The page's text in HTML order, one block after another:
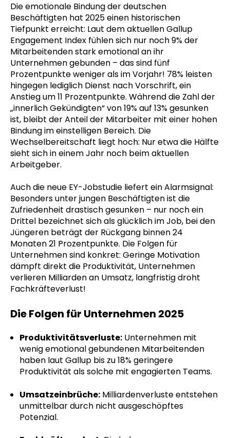
Die emotionale Bindung der deutschen
Beschäftigten hat 2025 einen historischen
Tiefpunkt erreicht: Laut dem aktuellen Gallup
Engagement Index fühlen sich nur noch 9% der
Mitarbeitenden stark emotional an ihr
Unternehmen gebunden – das sind fünf
Prozentpunkte weniger als im Vorjahr! 78% leisten
hingegen lediglich Dienst nach Vorschrift, ein
Anstieg um 11 Prozentpunkte. Während die Zahl der
„innerlich Gekündigten“ von 19% auf 13% gesunken
ist, bleibt der Anteil der Mitarbeiter mit einer hohen
Bindung im einstelligen Bereich. Die
Wechselbereitschaft liegt hoch: Nur etwa die Hälfte
sieht sich in einem Jahr noch beim aktuellen
Arbeitgeber.
Auch die neue EY-Jobstudie liefert ein Alarmsignal:
Besonders unter jungen Beschäftigten ist die
Zufriedenheit drastisch gesunken – nur noch ein
Drittel bezeichnet sich als glücklich im Job, bei den
Jüngeren beträgt der Rückgang binnen 24
Monaten 21 Prozentpunkte. Die Folgen für
Unternehmen sind konkret: Geringe Motivation
dämpft direkt die Produktivität, Unternehmen
verlieren Milliarden an Umsatz, langfristig droht
Fachkräfteverlust!
Die Folgen für Unternehmen 2025
Produktivitätsverluste: Unternehmen mit
wenig emotional gebundenen Mitarbeitenden
haben laut Gallup bis zu 18% geringere
Produktivität als solche mit engagierten Teams.
Umsatzeinbrüche: Milliardenverluste entstehen
unmittelbar durch nicht ausgeschöpftes
Potenzial.